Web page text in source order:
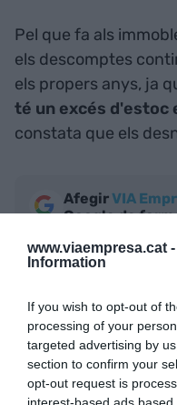
www.viaempresa.cat -
Information
If you wish to opt-out of
processing of your
targeted advertising by
section to confirm your
opt-out request is
Pel que fa als
els descomptes
els propers anys, ja
té un excés d'estoc
constata que els
AfegirVIA
Google de
Estigues informat
ACTIVAR ARA